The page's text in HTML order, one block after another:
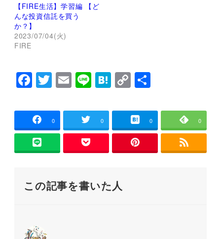
し
い
ウ
ィ
ン
ド
ウ
で
す
)
ク
し
て
さ
ウ
ィ
ン
き
ま
す
【FIRE生活】学習編 【ど
んな投資信託を買う
か？】
2023/07/04(火)
FIRE
F
a
c
e
b
o
k
T
wi
tt
er
E
m
ai
l
Li
n
e
H
at
e
n
C
o
p
y
Li
n
共
0 0 0 0
この記事を書いた人